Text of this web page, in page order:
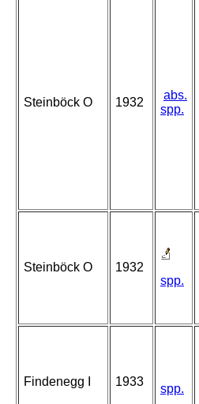
Steinböck O 1932
abs.
spp.
Steinböck O
1932
spp.
Findenegg I 1933
spp.